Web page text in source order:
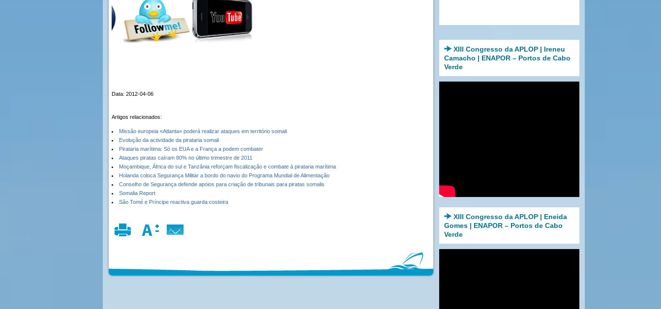
Data: 2012-04-06
Artigos relacionados:
Missão europeia «Atlanta» poderá realizar ataques em território somali
Evolução da actividade da pirataria somali
Pirataria marítima: Só os EUA e a França a podem combater
Ataques piratas caíram 80% no último trimestre de 2011
Moçambique, África do sul e Tanzânia reforçam fiscalização e combate à pirataria marítima
Holanda coloca Segurança Militar a bordo do navio do Programa Mundial de Alimentação
Conselho de Segurança defende apoios para criação de tribunais para piratas somalis
Somalia Report
São Tomé e Príncipe reactiva guarda costeira
XIII Congresso da APLOP | Ireneu
Camacho | ENAPOR – Portos de Cabo
Verde
XIII Congresso da APLOP | Eneida
Gomes | ENAPOR – Portos de Cabo
Verde